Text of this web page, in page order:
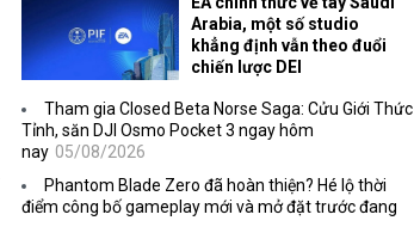
Arabia, một số studio
khẳng định vẫn theo đuổi
chiến lược DEI
Tham gia Closed Beta Norse Saga: Cửu Giới Thức
Tỉnh, săn DJI Osmo Pocket 3 ngay hôm
nay 05/08/2026
Phantom Blade Zero đã hoàn thiện? Hé lộ thời
điểm công bố gameplay mới và mở đặt trước đang